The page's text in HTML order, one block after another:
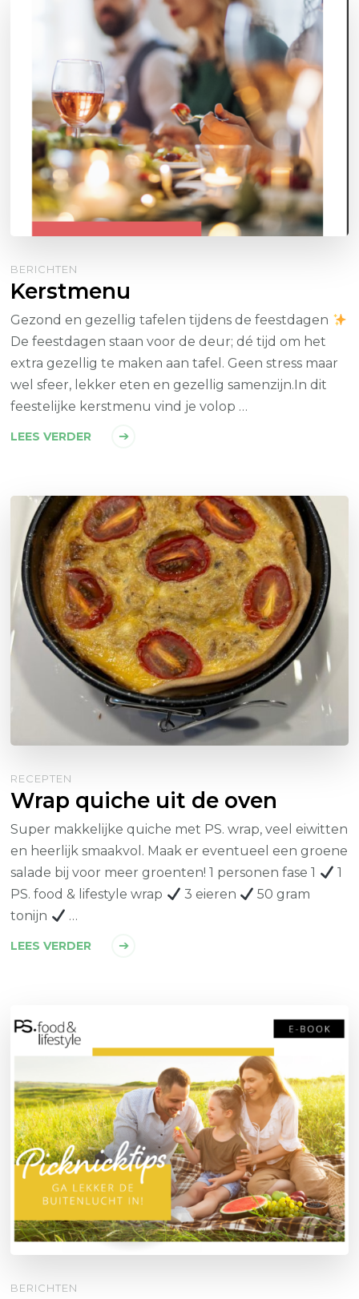
BERICHTEN
Kerstmenu
Gezond en gezellig tafelen tijdens de feestdagen
De feestdagen staan voor de deur; dé tijd om het
extra gezellig te maken aan tafel. Geen stress maar
wel sfeer, lekker eten en gezellig samenzijn.In dit
feestelijke kerstmenu vind je volop …
LEES VERDER
RECEPTEN
Wrap quiche uit de oven
Super makkelijke quiche met PS. wrap, veel eiwitten
en heerlijk smaakvol. Maak er eventueel een groene
salade bij voor meer groenten! 1 personen fase 1
1
PS. food & lifestyle wrap
3 eieren
50 gram
tonijn
…
LEES VERDER
BERICHTEN